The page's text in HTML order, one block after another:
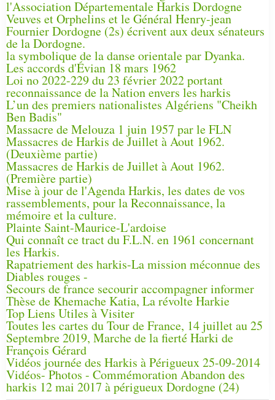
l'Association Départementale Harkis Dordogne
Veuves et Orphelins et le Général Henry-jean
Fournier Dordogne (2s) écrivent aux deux sénateurs
de la Dordogne.
la symbolique de la danse orientale par Dyanka.
Les accords d'Évian 18 mars 1962
Loi no 2022-229 du 23 février 2022 portant
reconnaissance de la Nation envers les harkis
L’un des premiers nationalistes Algériens "Cheikh
Ben Badis"
Massacre de Melouza 1 juin 1957 par le FLN
Massacres de Harkis de Juillet à Aout 1962.
(Deuxième partie)
Massacres de Harkis de Juillet à Aout 1962.
(Première partie)
Mise à jour de l'Agenda Harkis, les dates de vos
rassemblements, pour la Reconnaissance, la
mémoire et la culture.
Plainte Saint-Maurice-L'ardoise
Qui connaît ce tract du F.L.N. en 1961 concernant
les Harkis.
Rapatriement des harkis-La mission méconnue des
Diables rouges -
Secours de france secourir accompagner informer
Thèse de Khemache Katia, La révolte Harkie
Top Liens Utiles à Visiter
Toutes les cartes du Tour de France, 14 juillet au 25
Septembre 2019, Marche de la fierté Harki de
François Gérard
Vidéos journée des Harkis à Périgueux 25-09-2014
Vidéos- Photos - Commémoration Abandon des
harkis 12 mai 2017 à périgueux Dordogne (24)